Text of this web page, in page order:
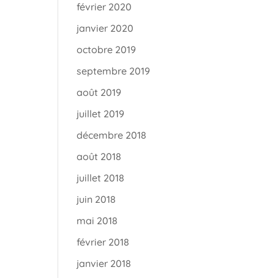
février 2020
janvier 2020
octobre 2019
septembre 2019
août 2019
juillet 2019
décembre 2018
août 2018
juillet 2018
juin 2018
mai 2018
février 2018
janvier 2018